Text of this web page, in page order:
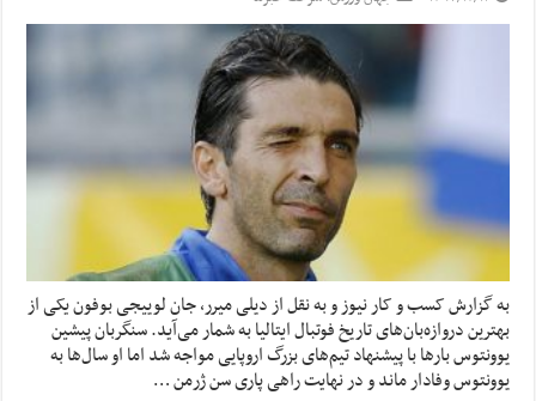
به گزارش کسب و کار نیوز و به نقل از دیلی میرر، جان لوییجی بوفون یکی از
بهترین دروازه‌بان‌های تاریخ فوتبال ایتالیا به شمار می‌آید. سنگربان پیشین
یوونتوس بارها با پیشنهاد تیم‌های بزرگ اروپایی مواجه شد اما او سال‌ها به
یوونتوس وفادار ماند و در نهایت راهی پاری سن ژرمن …